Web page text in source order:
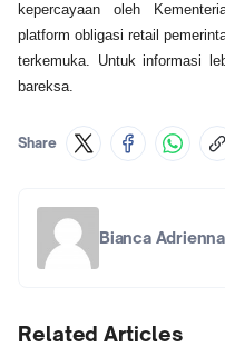
kepercayaan oleh
platform obligasi retail
terkemuka. Untuk informasi
bareksa.
Share
Bianca
Related Articles